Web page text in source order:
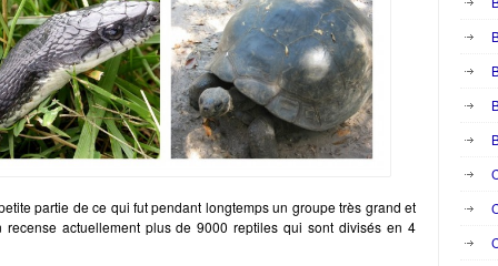
partie de ce qui fut pendant longtemps un groupe très grand et
recense actuellement plus de 9000 reptiles qui sont divisés en 4